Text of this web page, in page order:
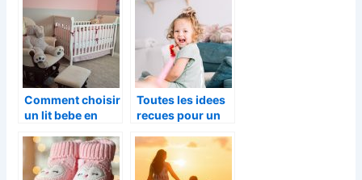
Comment choisir
un lit bebe en
?
Toutes les idees
recues pour un
d’anniversaire
d’un enfant de
deux ans